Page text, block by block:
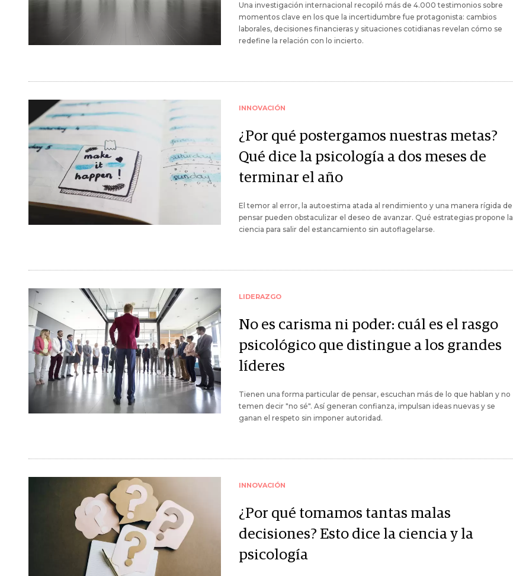
Una investigación internacional recopiló más de 4.000 testimonios sobre
momentos clave en los que la incertidumbre fue protagonista: cambios
laborales, decisiones financieras y situaciones cotidianas revelan cómo se
redefine la relación con lo incierto.
INNOVACIÓN
¿Por qué postergamos nuestras metas?
Qué dice la psicología a dos meses de
terminar el año
El temor al error, la autoestima atada al rendimiento y una manera rígida de
pensar pueden obstaculizar el deseo de avanzar. Qué estrategias propone la
ciencia para salir del estancamiento sin autoflagelarse.
LIDERAZGO
No es carisma ni poder: cuál es el rasgo
psicológico que distingue a los grandes
líderes
Tienen una forma particular de pensar, escuchan más de lo que hablan y no
temen decir "no sé". Así generan confianza, impulsan ideas nuevas y se
ganan el respeto sin imponer autoridad.
INNOVACIÓN
¿Por qué tomamos tantas malas
decisiones? Esto dice la ciencia y la
psicología